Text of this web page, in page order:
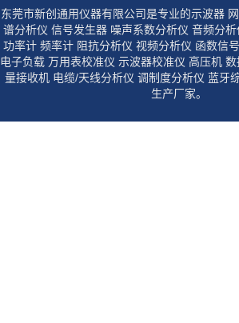
东莞市新创通用仪器有限公司是专业的示波器
谱分析仪 信号发生器 噪声系数分析仪 音频分
功率计 频率计 阻抗分析仪 视频分析仪 函数信
电子负载 万用表校准仪 示波器校准仪 高压机
量接收机 电缆/天线分析仪 调制度分析仪 蓝牙
生产厂家。